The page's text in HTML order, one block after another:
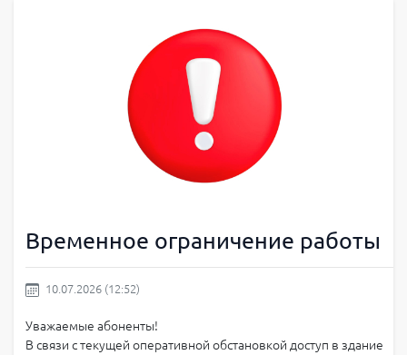
Временное ограничение работы
10.07.2026 (12:52)
Уважаемые абоненты!
В связи с текущей оперативной обстановкой доступ в здание